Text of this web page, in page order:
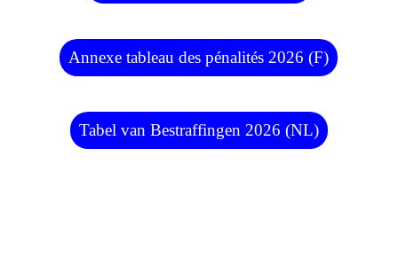
Annexe tableau des pénalités 2026 (F)
Tabel van Bestraffingen 2026 (NL)